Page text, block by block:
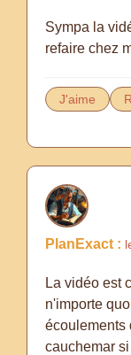
Sympa la
refaire chez
J'aime
PlanExact :
La vidéo est
n'importe
écoulements
cauchemar